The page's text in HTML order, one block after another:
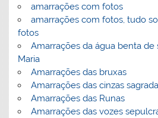
amarrações com fotos
amarrações com fotos, tudo
fotos
Amarrações da água benta de
Maria
Amarrações das bruxas
Amarrações das cinzas
Amarrações das Runas
Amarrações das vozes